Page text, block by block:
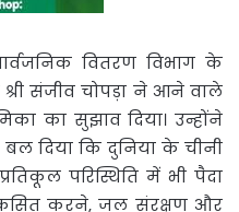
वितरण विभाग के
संजीव चोपड़ा ने आने वाले
का सुझाव दिया। उन्होंने
दिया कि दुनिया के चीनी
परिस्थिति में भी पैदा
करने, जल संरक्षण और